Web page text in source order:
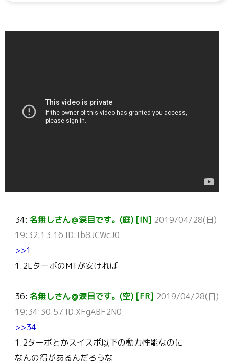
34: 名無しさん＠涙目です。(庭) [IN] 2019/04/28(日)
19:32:13.16 ID:Tb8JCWcJ0
>>1
1.2LターボのMTが安ければ
36: 名無しさん＠涙目です。(空) [FR] 2019/04/28(日)
19:34:30.57 ID:XFgABF2N0
>>34
1.2ターボとかスイスポ以下の動力性能なのに
なんの得があるんだろうな